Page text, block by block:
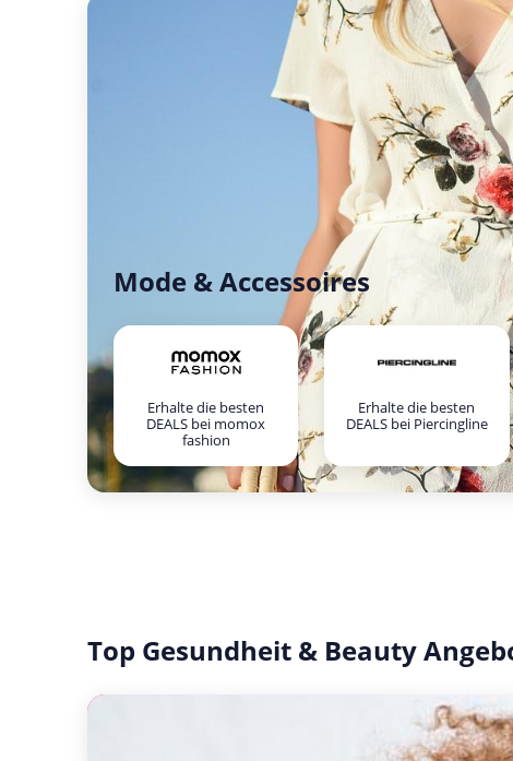
Mode & Accessoires
Erhalte die besten
DEALS bei momox
fashion
Erhalte die besten
DEALS bei Piercingline
Top Gesundheit & Beauty